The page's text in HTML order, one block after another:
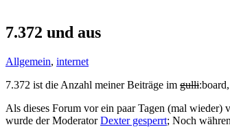
7.372 und aus
Allgemein, internet
7.372 ist die Anzahl meiner Beiträge im gulli
Als dieses Forum vor ein paar Tagen (mal
wurde der ModeratorDexter gesperrt; Noch